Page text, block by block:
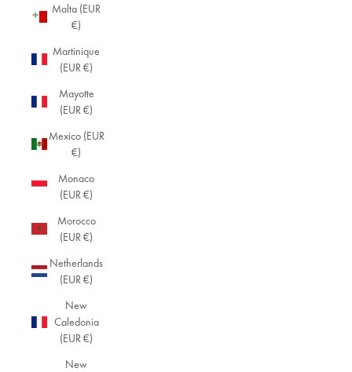
Malta (EUR
€)
Martinique
(EUR €)
Mayotte
(EUR €)
Mexico (EUR
€)
Monaco
(EUR €)
Morocco
(EUR €)
Netherlands
(EUR €)
New
Caledonia
(EUR €)
New